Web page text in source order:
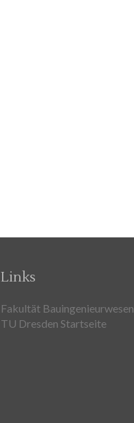
Links
Fakultät Bauingenieurwesen
TU Dresden Startseite